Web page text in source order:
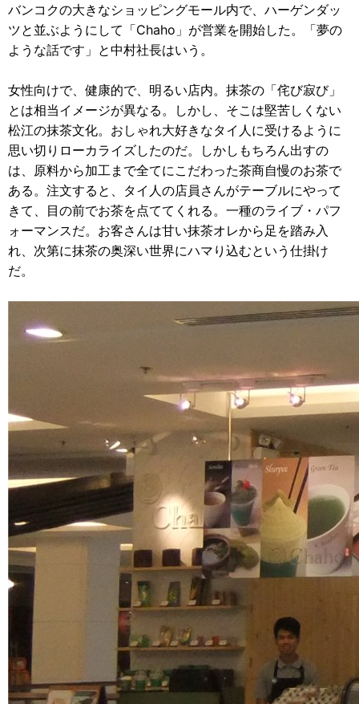
バンコクの大きなショッピングモール内で、ハーゲンダッ
ツと並ぶようにして「Chaho」が営業を開始した。「夢の
ような話です」と中村社長はいう。
女性向けで、健康的で、明るい店内。抹茶の「侘び寂び」
とは相当イメージが異なる。しかし、そこは堅苦しくない
松江の抹茶文化。おしゃれ大好きなタイ人に受けるように
思い切りローカライズしたのだ。しかしもちろん出すの
は、原料から加工まで全てにこだわった茶商自慢のお茶で
ある。注文すると、タイ人の店員さんがテーブルにやって
きて、目の前でお茶を点ててくれる。一種のライブ・パフ
ォーマンスだ。お客さんは甘い抹茶オレから足を踏み入
れ、次第に抹茶の奥深い世界にハマり込むという仕掛け
だ。